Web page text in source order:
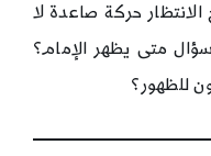
حركة صاعدة لا
متى يظهر الإمام؟
للظهور؟